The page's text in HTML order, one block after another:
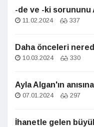
-de ve -ki sorununu
11.02.2024 337
Daha önceleri
10.03.2024 330
Ayla Algan'ın anısına
07.01.2024 297
İhanetle gelen